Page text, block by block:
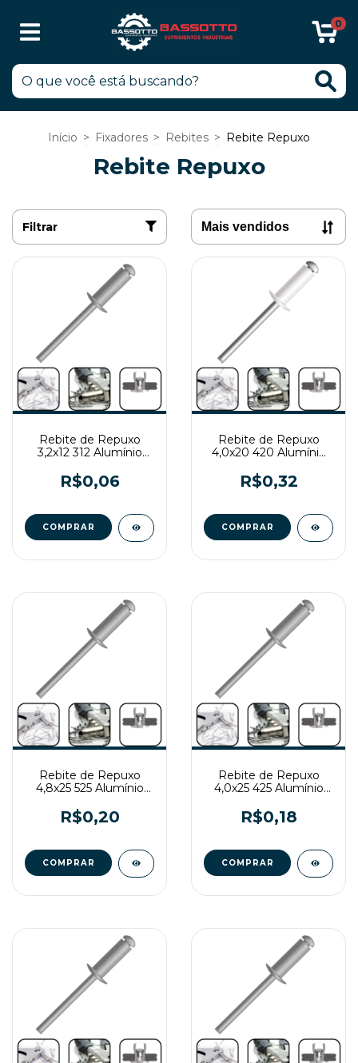
0
Início > Fixadores > Rebites > Rebite Repuxo
Rebite Repuxo
Filtrar
Rebite de Repuxo
3,2x12 312 Alumínio
R$0,06
Rebite de Repuxo
4,0x20 420 Alumínio
R$0,32
Rebite de Repuxo
4,8x25 525 Alumínio
R$0,20
Rebite de Repuxo
4,0x25 425 Alumínio
R$0,18